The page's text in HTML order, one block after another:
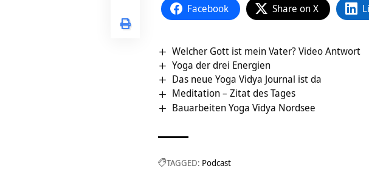
Facebook Share on X
Welcher Gott ist mein Vater? Video Antwort
Yoga der drei Energien
Das neue Yoga Vidya Journal ist da
Meditation – Zitat des Tages
Bauarbeiten Yoga Vidya Nordsee
TAGGED: Podcast